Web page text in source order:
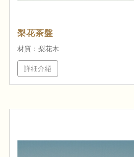
梨花茶盤
材質：梨花木
詳細介紹